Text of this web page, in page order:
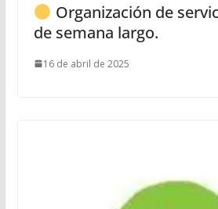
Organización de
de semana largo.
16 de abril de 2025